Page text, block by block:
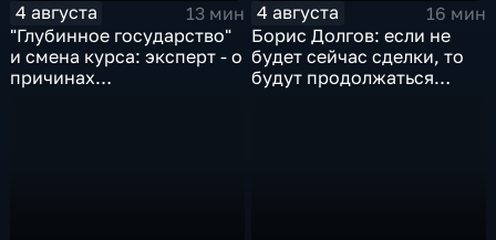
4 августа
13 мин
"Глубинное государство"
и смена курса: эксперт - о
причинах
4 августа
16 мин
Борис Долгов: если не
будет сейчас сделки, то
будут продолжаться